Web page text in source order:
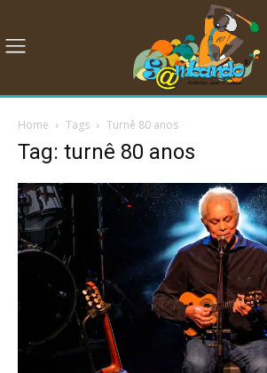
Home Tags Turnê 80 anos
Tag: turnê 80 anos